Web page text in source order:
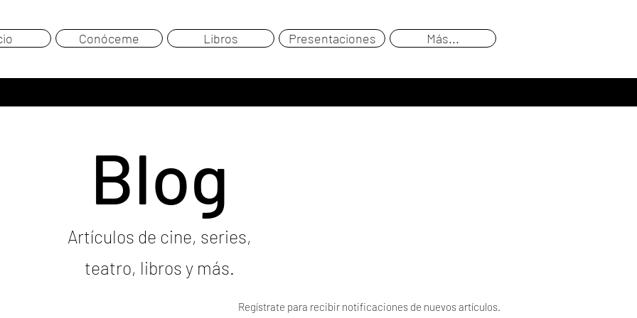
Conóceme Libros Presentaciones Más...
Blog
Artículos de cine, series,
teatro, libros y más.
Regístrate para recibir notificaciones de nuevos artículos.